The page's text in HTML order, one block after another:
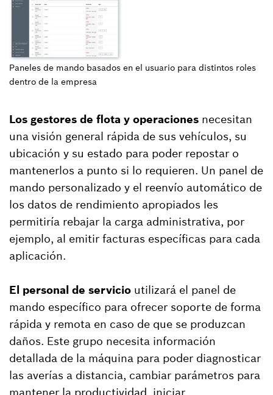
Paneles de mando basados en el usuario para distintos roles
dentro de la empresa
Los gestores de flota y operaciones necesitan
una visión general rápida de sus vehículos, su
ubicación y su estado para poder repostar o
mantenerlos a punto si lo requieren. Un panel de
mando personalizado y el reenvío automático de
los datos de rendimiento apropiados les
permitiría rebajar la carga administrativa, por
ejemplo, al emitir facturas específicas para cada
aplicación.
El personal de servicio utilizará el panel de
mando específico para ofrecer soporte de forma
rápida y remota en caso de que se produzcan
daños. Este grupo necesita información
detallada de la máquina para poder diagnosticar
las averías a distancia, cambiar parámetros para